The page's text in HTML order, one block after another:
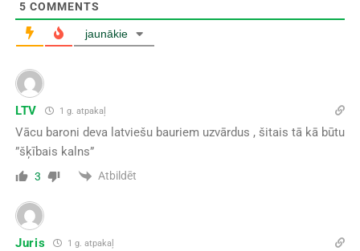
5 COMMENTS
jaunākie
LTV 1 g. atpakaļ
Vācu baroni deva latviešu bauriem uzvārdus , šitais tā kā būtu
”šķībais kalns”
3 Atbildēt
Juris 1 g. atpakaļ